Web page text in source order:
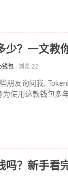
少？一文教
钱包 | 浏览:22
朋友询问我,
为使用这款钱包多
？新手看